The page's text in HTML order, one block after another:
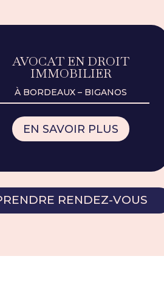
AVOCAT EN DROIT
IMMOBILIER
À BORDEAUX – BIGANOS
EN SAVOIR PLUS
RENDEZ-VOUS